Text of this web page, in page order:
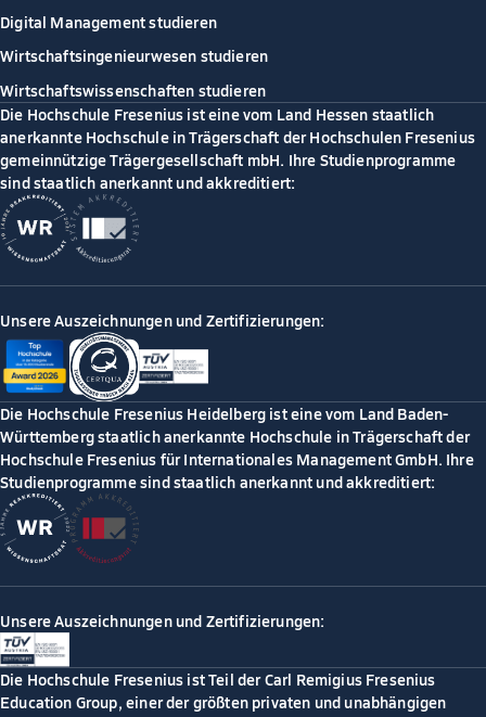
Digital Management studieren
Wirtschaftsingenieurwesen studieren
Wirtschaftswissenschaften studieren
Die Hochschule Fresenius ist eine vom Land Hessen staatlich
anerkannte Hochschule in Trägerschaft der Hochschulen Fresenius
gemeinnützige Trägergesellschaft mbH. Ihre Studienprogramme
sind staatlich anerkannt und akkreditiert:
Unsere Auszeichnungen und Zertifizierungen:
Die Hochschule Fresenius Heidelberg ist eine vom Land Baden-
Württemberg staatlich anerkannte Hochschule in Trägerschaft der
Hochschule Fresenius für Internationales Management GmbH. Ihre
Studienprogramme sind staatlich anerkannt und akkreditiert:
Unsere Auszeichnungen und Zertifizierungen:
Die Hochschule Fresenius ist Teil der Carl Remigius Fresenius
Education Group, einer der größten privaten und unabhängigen